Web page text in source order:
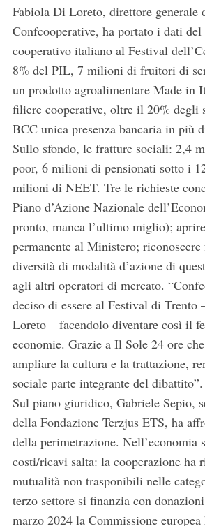
Fabiola Di Loreto, direttore generale
Confcooperative, ha portato i dati
cooperativo italiano al Festival
8% del PIL, 7 milioni di fruitori di
un prodotto agroalimentare Made in
filiere cooperative, oltre il 20% degli
BCC unica presenza bancaria in più
Sullo sfondo, le fratture sociali: 2,4
poor, 6 milioni di pensionati sotto i
milioni di NEET. Tre le richieste
Piano d’Azione Nazionale
pronto, manca l’ultimo miglio);
permanente al Ministero;
diversità di modalità d’azione di
agli altri operatori di mercato.
deciso di essere al Festival di Trento
Loreto – facendolo diventare così il
economie. Grazie a Il Sole 24 ore
ampliare la cultura e la trattazione,
sociale parte integrante del dibattito”.
Sul piano giuridico, Gabriele Sepio,
della Fondazione Terzjus ETS, ha
della perimetrazione. Nell’economia
costi/ricavi salta: la cooperazione ha
mutualità non trasponibili nelle
terzo settore si finanzia con
marzo 2024 la Commissione